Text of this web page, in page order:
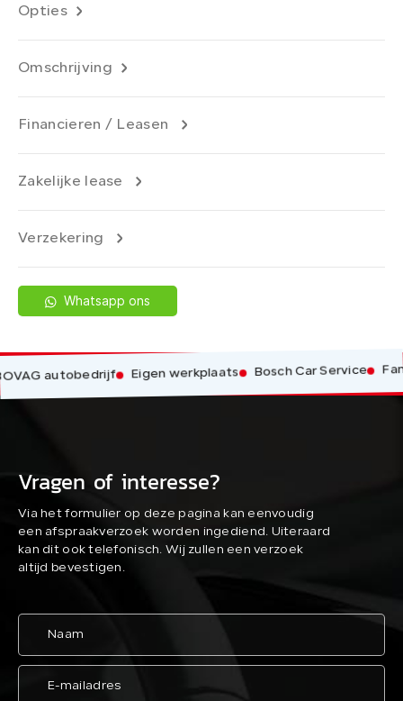
Opties
Omschrijving
Financieren / Leasen
Zakelijke lease
Verzekering
Whatsapp ons
autobedrijf Eigen werkplaats Bosch Car Service
Vragen of interesse?
Via het formulier op deze pagina kan eenvoudig
een afspraakverzoek worden ingediend. Uiteraard
kan dit ook telefonisch. Wij zullen een verzoek
altijd bevestigen.